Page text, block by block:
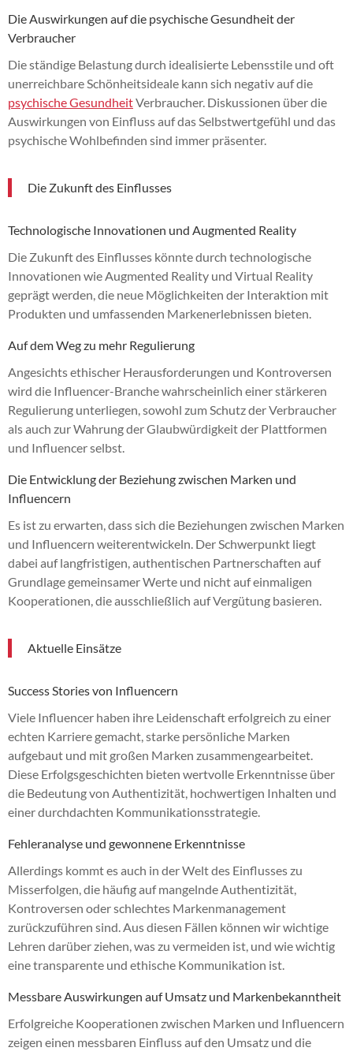
Die Auswirkungen auf die psychische Gesundheit der
Verbraucher
Die ständige Belastung durch idealisierte Lebensstile und oft
unerreichbare Schönheitsideale kann sich negativ auf die
psychische GesundheitVerbraucher. Diskussionen über die
Auswirkungen von Einfluss auf das Selbstwertgefühl und das
psychische Wohlbefinden sind immer präsenter.
Die Zukunft des Einflusses
Technologische Innovationen und Augmented Reality
Die Zukunft des Einflusses könnte durch technologische
Innovationen wie Augmented Reality und Virtual Reality
geprägt werden, die neue Möglichkeiten der Interaktion mit
Produkten und umfassenden Markenerlebnissen bieten.
Auf dem Weg zu mehr Regulierung
Angesichts ethischer Herausforderungen und Kontroversen
wird die Influencer-Branche wahrscheinlich einer stärkeren
Regulierung unterliegen, sowohl zum Schutz der Verbraucher
als auch zur Wahrung der Glaubwürdigkeit der Plattformen
und Influencer selbst.
Die Entwicklung der Beziehung zwischen Marken und
Influencern
Es ist zu erwarten, dass sich die Beziehungen zwischen Marken
und Influencern weiterentwickeln. Der Schwerpunkt liegt
dabei auf langfristigen, authentischen Partnerschaften auf
Grundlage gemeinsamer Werte und nicht auf einmaligen
Kooperationen, die ausschließlich auf Vergütung basieren.
Aktuelle Einsätze
Success Stories von Influencern
Viele Influencer haben ihre Leidenschaft erfolgreich zu einer
echten Karriere gemacht, starke persönliche Marken
aufgebaut und mit großen Marken zusammengearbeitet.
Diese Erfolgsgeschichten bieten wertvolle Erkenntnisse über
die Bedeutung von Authentizität, hochwertigen Inhalten und
einer durchdachten Kommunikationsstrategie.
Fehleranalyse und gewonnene Erkenntnisse
Allerdings kommt es auch in der Welt des Einflusses zu
Misserfolgen, die häufig auf mangelnde Authentizität,
Kontroversen oder schlechtes Markenmanagement
zurückzuführen sind. Aus diesen Fällen können wir wichtige
Lehren darüber ziehen, was zu vermeiden ist, und wie wichtig
eine transparente und ethische Kommunikation ist.
Messbare Auswirkungen auf Umsatz und Markenbekanntheit
Erfolgreiche Kooperationen zwischen Marken und Influencern
zeigen einen messbaren Einfluss auf den Umsatz und die